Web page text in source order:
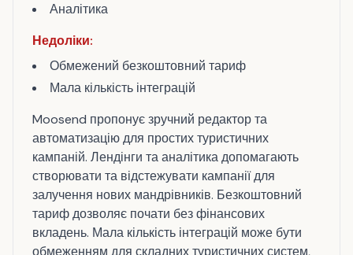
Аналітика
Недоліки:
Обмежений безкоштовний тариф
Мала кількість інтеграцій
Moosend пропонує зручний редактор та
автоматизацію для простих туристичних
кампаній. Лендінги та аналітика допомагають
створювати та відстежувати кампанії для
залучення нових мандрівників. Безкоштовний
тариф дозволяє почати без фінансових
вкладень. Мала кількість інтеграцій може бути
обмеженням для складних туристичних систем,